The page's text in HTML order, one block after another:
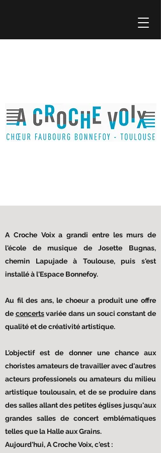
A Croche Voix a grandi entre les murs de
l'école de musique de Josette Bugnas,
chemin Lapujade à Toulouse, puis s'est
installé à l'Espace Bonnefoy.
Au fil des ans, le choeur a produit une offre
de concertsvariée dans un souci constant de
qualité et de créativité artistique.
L'objectif est de donner une chance aux
choristes amateurs de travailler avec d'autres
acteurs professionels ou amateurs du milieu
artistique toulousain, et de se produire dans
des salles allant des petites églises jusqu'aux
grandes salles de concert emblématiques
telles que la Halle aux Grains.
Aujourd'hui, A Croche Voix, c'est :